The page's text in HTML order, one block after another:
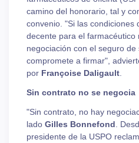
camino del honorario, tal y
convenio. "Si las condiciones
decente para el farmacéutico
negociación con el seguro de
compromete a firmar",
por Françoise Daligault
Sin contrato no se negocia
"Sin contrato, no hay
lado Gilles Bonnefond .
presidente de la USPO